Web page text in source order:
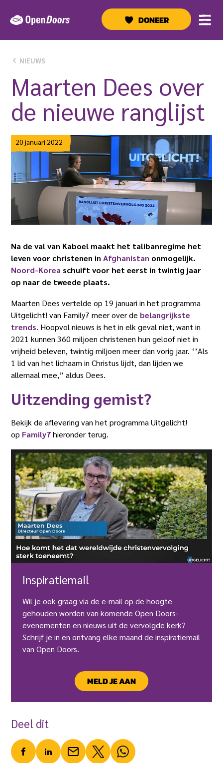
naar
inhoud
DONEER
NIEUWS
Maarten Dees over
de nieuwe ranglijst
20 januari 2022
Na de val van Kaboel maakt het talibanregime het
leven voor christenen inAfghanistan onmogelijk.
Noord-Korea schuift voor het eerst in twintig jaar
op naar de tweede plaats.
Maarten Dees vertelde op 19 januari in het programma
Uitgelicht! van Family7 meer over de belangrijkste
trends. Hoopvol nieuws is het in elk geval niet, want in
2021 kunnen 360 miljoen christenen hun geloof niet in
vrijheid beleven, twintig miljoen meer dan vorig jaar. ‘’Als
1 lid van het lichaam in Christus lijdt, dan lijden we
allemaal mee,” aldus Dees.
Uitzending gemist?
Bekijk de aflevering van het programma Uitgelicht!
op Family7hieronder terug.
Inspiratiemail
Wil je ook graag via de e-mail op de hoogte
gehouden worden van komende Open Doors-
evenementen en nieuws uit de vervolgde kerk?
Schrijf je in en ontvang elke maand de inspiratiemail
van Open Doors.
MELD JE AAN
Deel dit